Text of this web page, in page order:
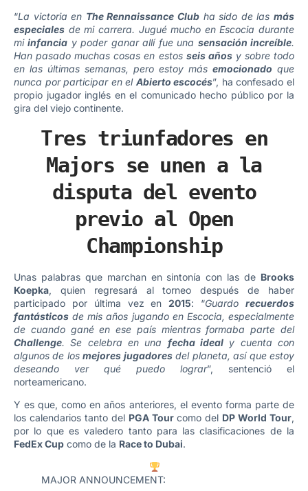
“La victoria en The Rennaissance Club ha sido de lasmás
especiales de mi carrera. Jugué mucho en Escocia durante
miinfancia y poder ganar allí fue una sensación increíble.
Han pasado muchas cosas en estos seis añosy sobre todo
en las últimas semanas, pero estoy más emocionado que
nunca por participar en el Abierto escocés”, ha confesado el
propio jugador inglés en el comunicado hecho público por la
gira del viejo continente.
Tres triunfadores en
Majors se unen a la
disputa del evento
previo al Open
Championship
Unas palabras que marchan en sintonía con las de Brooks
Koepka, quien regresará al torneo después de haber
participado por última vez en2015: “Guardorecuerdos
fantásticos de mis años jugando en Escocia, especialmente
de cuando gané en ese país mientras formaba parte del
Challenge. Se celebra en una fecha ideal y cuenta con
algunos de losmejores jugadoresdel planeta, así que estoy
deseando ver qué puedo lograr”, sentenció el
norteamericano.
Y es que, como en años anteriores, el evento forma parte de
los calendarios tanto del PGA Tourcomo del DP World Tour,
por lo que es valedero tanto para las clasificaciones de la
FedEx Cup como de la Race to Dubai.
MAJOR ANNOUNCEMENT: